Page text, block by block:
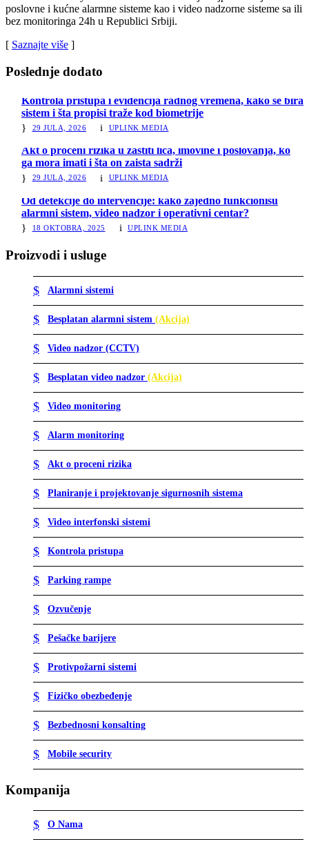
poslovne i kućne alarmne sisteme kao i video nadzorne sisteme sa ili
bez monitoringa 24h u Republici Srbiji.
[ Saznajte više ]
Poslednje dodato
Kontrola pristupa i evidencija radnog vremena, kako se bira
sistem i šta propisi traže kod biometrije
29 JULA, 2026 UPLINK MEDIA
Akt o proceni rizika u zaštiti lica, imovine i poslovanja, ko
ga mora imati i šta on zaista sadrži
29 JULA, 2026 UPLINK MEDIA
Od detekcije do intervencije: kako zajedno funkcionišu
alarmni sistem, video nadzor i operativni centar?
18 OKTOBRA, 2025 UPLINK MEDIA
Proizvodi i usluge
Alarmni sistemi
Besplatan alarmni sistem (Akcija)
Video nadzor (CCTV)
Besplatan video nadzor (Akcija)
Video monitoring
Alarm monitoring
Akt o proceni rizika
Planiranje i projektovanje sigurnosnih sistema
Video interfonski sistemi
Kontrola pristupa
Parking rampe
Ozvučenje
Pešačke barijere
Protivpožarni sistemi
Fizičko obezbeđenje
Bezbednosni konsalting
Mobile security
Kompanija
O Nama